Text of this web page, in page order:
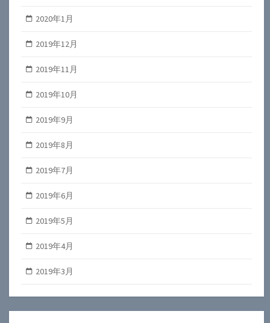
2020年1月
2019年12月
2019年11月
2019年10月
2019年9月
2019年8月
2019年7月
2019年6月
2019年5月
2019年4月
2019年3月